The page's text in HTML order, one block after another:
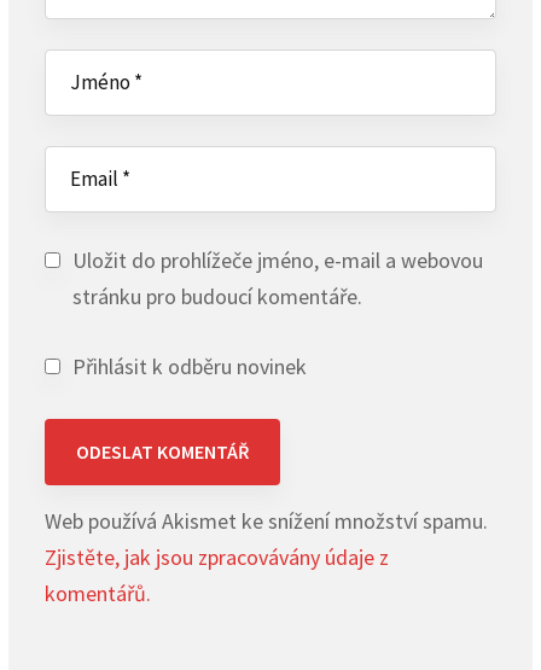
Uložit do prohlížeče jméno, e-mail a webovou
stránku pro budoucí komentáře.
Přihlásit k odběru novinek
Web používá Akismet ke snížení množství spamu.
Zjistěte, jak jsou zpracovávány údaje z
komentářů.